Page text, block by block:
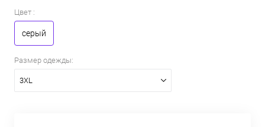
Цвет :
серый
Размер одежды:
3XL